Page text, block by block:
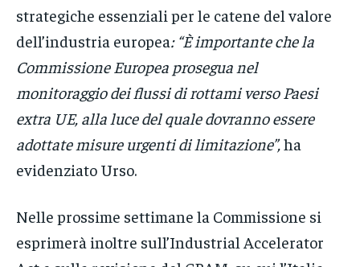
strategiche essenziali per le catene del valore
dell’industria europea: “È importante che la
Commissione Europea prosegua nel
monitoraggio dei flussi di rottami verso Paesi
extra UE, alla luce del quale dovranno essere
adottate misure urgenti di limitazione”,ha
evidenziato Urso.
Nelle prossime settimane la Commissione si
esprimerà inoltre sull’Industrial Accelerator